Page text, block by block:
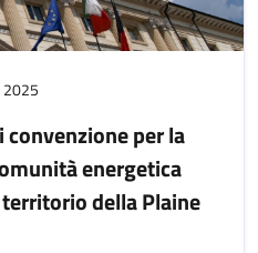
2025
per la
energetica
della Plaine